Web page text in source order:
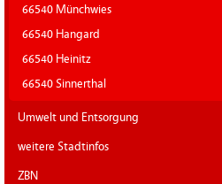
66540 Münchwies
66540 Hangard
66540 Heinitz
66540 Sinnerthal
Umwelt und Entsorgung
weitere Stadtinfos
ZBN